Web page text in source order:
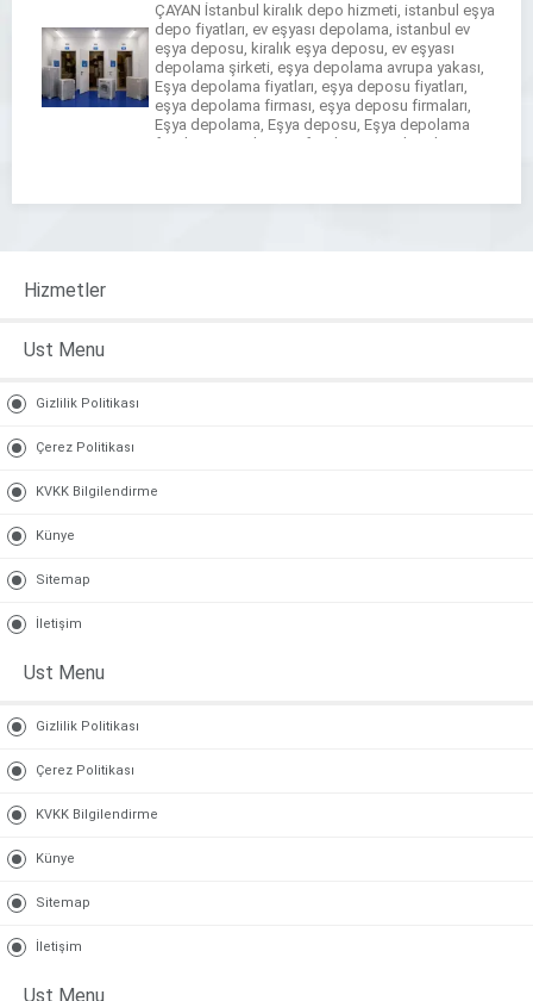
ÇAYAN İstanbul kiralık depo hizmeti, istanbul eşya
depo fiyatları, ev eşyası depolama, istanbul ev
eşya deposu, kiralık eşya deposu, ev eşyası
depolama şirketi, eşya depolama avrupa yakası,
Eşya depolama fiyatları, eşya deposu fiyatları,
eşya depolama firması, eşya deposu firmaları,
Eşya depolama, Eşya deposu, Eşya depolama
fiyatları, eşya deposu fiyatları, eşya depolama
Hizmetler
Ust Menu
Gizlilik Politikası
Çerez Politikası
KVKK Bilgilendirme
Künye
Sitemap
İletişim
Ust Menu
Gizlilik Politikası
Çerez Politikası
KVKK Bilgilendirme
Künye
Sitemap
İletişim
Ust Menu